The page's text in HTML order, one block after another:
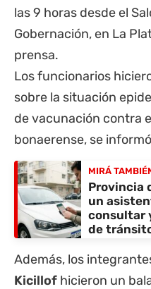
las 9 horas desde el
Gobernación, en La
prensa.
Los funcionarios
sobre la situación
de vacunación contra
bonaerense, se
MIRÁ
Provincia
un
consultar
de
Además, los
Kicillof hicieron un